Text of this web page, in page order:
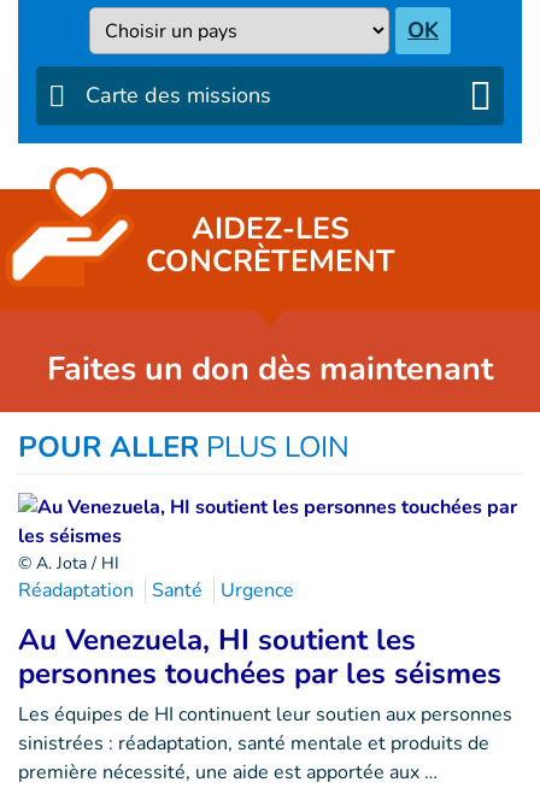
Pays OK
Carte des missions
AIDEZ-LES
CONCRÈTEMENT
Faites un don dès maintenant
POUR ALLER PLUS LOIN
© A. Jota / HI
Réadaptation Santé Urgence
Au Venezuela, HI soutient les
personnes touchées par les séismes
Les équipes de HI continuent leur soutien aux personnes
sinistrées : réadaptation, santé mentale et produits de
première nécessité, une aide est apportée aux …